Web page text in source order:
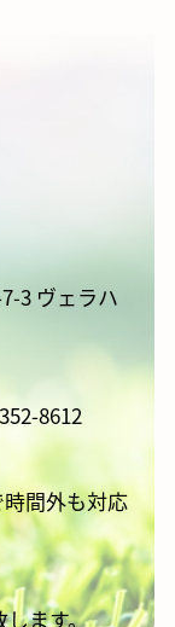
3 ヴェラハ
8612
間外も対応
ます。